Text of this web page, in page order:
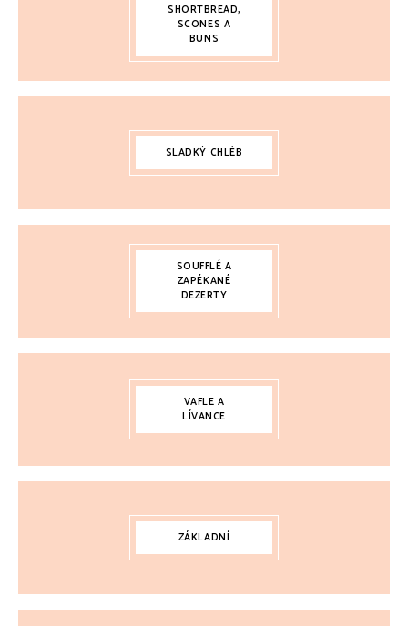
SHORTBREAD,
SCONES A
BUNS
SLADKÝ CHLÉB
SOUFFLÉ A
ZAPÉKANÉ
DEZERTY
VAFLE A
LÍVANCE
ZÁKLADNÍ